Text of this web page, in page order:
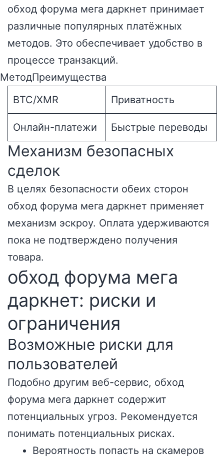
обход форума мега даркнет принимает
различные популярных платёжных
методов. Это обеспечивает удобство в
процессе транзакций.
МетодПреимущества
BTC/XMR
Приватность
Онлайн-платежи Быстрые переводы
Механизм безопасных
сделок
В целях безопасности обеих сторон
обход форума мега даркнет применяет
механизм эскроу. Оплата удерживаются
пока не подтверждено получения
товара.
обход форума мега
даркнет: риски и
ограничения
Возможные риски для
пользователей
Подобно другим веб-сервис, обход
форума мега даркнет содержит
потенциальных угроз. Рекомендуется
понимать потенциальных рисках.
Вероятность попасть на скамеров